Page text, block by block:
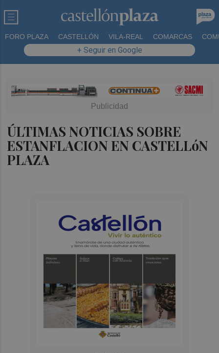
FORO PLAZA CASTELLÓN VILA-REAL COMARCAS
+ Seguir en Google
ÚLTIMAS NOTICIAS SOBRE
ESTANFLACION EN CASTELLóN
PLAZA